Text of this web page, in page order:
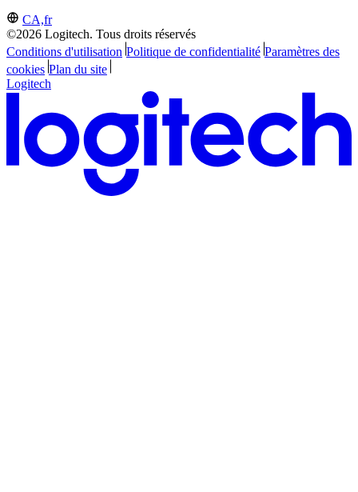
CA,fr
©2026 Logitech. Tous droits réservés
Conditions d'utilisation Politique de confidentialité Paramètres des
cookies Plan du site
Logitech